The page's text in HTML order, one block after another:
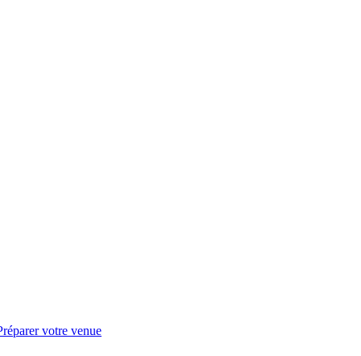
votre venue